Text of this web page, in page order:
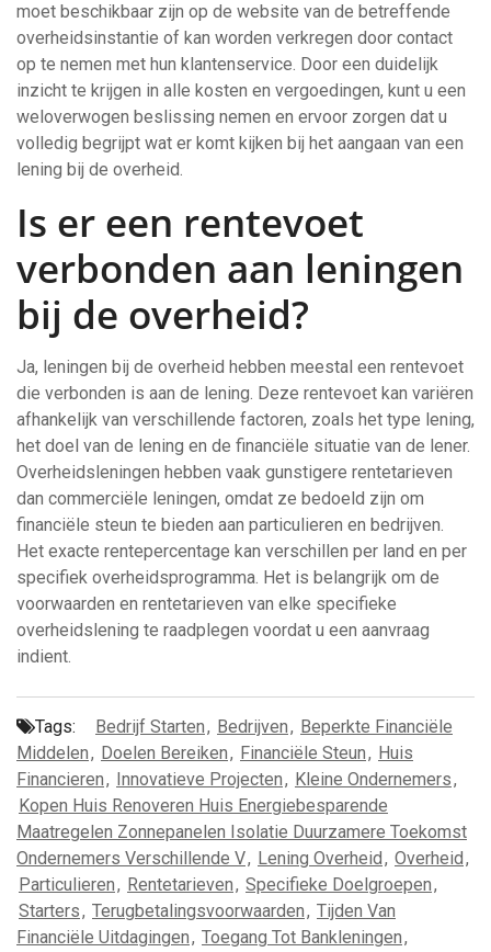
moet beschikbaar zijn op de website van de betreffende
overheidsinstantie of kan worden verkregen door contact
op te nemen met hun klantenservice. Door een duidelijk
inzicht te krijgen in alle kosten en vergoedingen, kunt u een
weloverwogen beslissing nemen en ervoor zorgen dat u
volledig begrijpt wat er komt kijken bij het aangaan van een
lening bij de overheid.
Is er een rentevoet
verbonden aan leningen
bij de overheid?
Ja, leningen bij de overheid hebben meestal een rentevoet
die verbonden is aan de lening. Deze rentevoet kan variëren
afhankelijk van verschillende factoren, zoals het type lening,
het doel van de lening en de financiële situatie van de lener.
Overheidsleningen hebben vaak gunstigere rentetarieven
dan commerciële leningen, omdat ze bedoeld zijn om
financiële steun te bieden aan particulieren en bedrijven.
Het exacte rentepercentage kan verschillen per land en per
specifiek overheidsprogramma. Het is belangrijk om de
voorwaarden en rentetarieven van elke specifieke
overheidslening te raadplegen voordat u een aanvraag
indient.
Tags: Bedrijf Starten, Bedrijven, Beperkte Financiële
Middelen, Doelen Bereiken, Financiële Steun, Huis
Financieren, Innovatieve Projecten, Kleine Ondernemers,
Kopen Huis Renoveren Huis Energiebesparende
Maatregelen Zonnepanelen Isolatie Duurzamere Toekomst
Ondernemers Verschillende V, Lening Overheid, Overheid,
Particulieren, Rentetarieven, Specifieke Doelgroepen,
Starters, Terugbetalingsvoorwaarden, Tijden Van
Financiële Uitdagingen, Toegang Tot Bankleningen,